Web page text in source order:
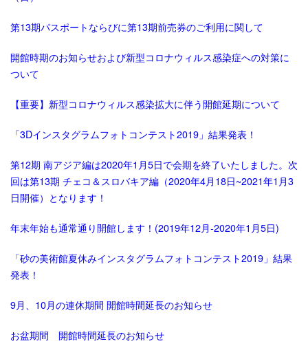
第13期パスポートならびに第13期前売券のご利用に関して
開館時期のお知らせおよび新型コロナウィルス感染症への対策に
ついて
【重要】新型コロナウィルス感染拡大に伴う開館延期について
「3Dインスタグラムフォトコンテスト2019」結果発表！
第12期 南アジア編は2020年1月5日で会期を終了いたしました。次
回は第13期 チェコ＆スロバキア編（2020年4月18日~2021年1月3
日開催）となります！
年末年始も通常通り開館します！(2019年12月-2020年1月5日)
「砂の美術館夏休みインスタグラムフォトコンテスト2019」結果
発表！
9月、10月の連休期間 開館時間延長のお知らせ
お盆期間 開館時間延長のお知らせ